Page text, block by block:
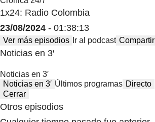
1x24: Radio Colombia
23/08/2024 - 01:38:13
Ver más episodios Ir al podcast Compartir
Noticias en 3′
Noticias en 3′
Noticias en 3′ Últimos programas Directo
Cerrar
Otros episodios